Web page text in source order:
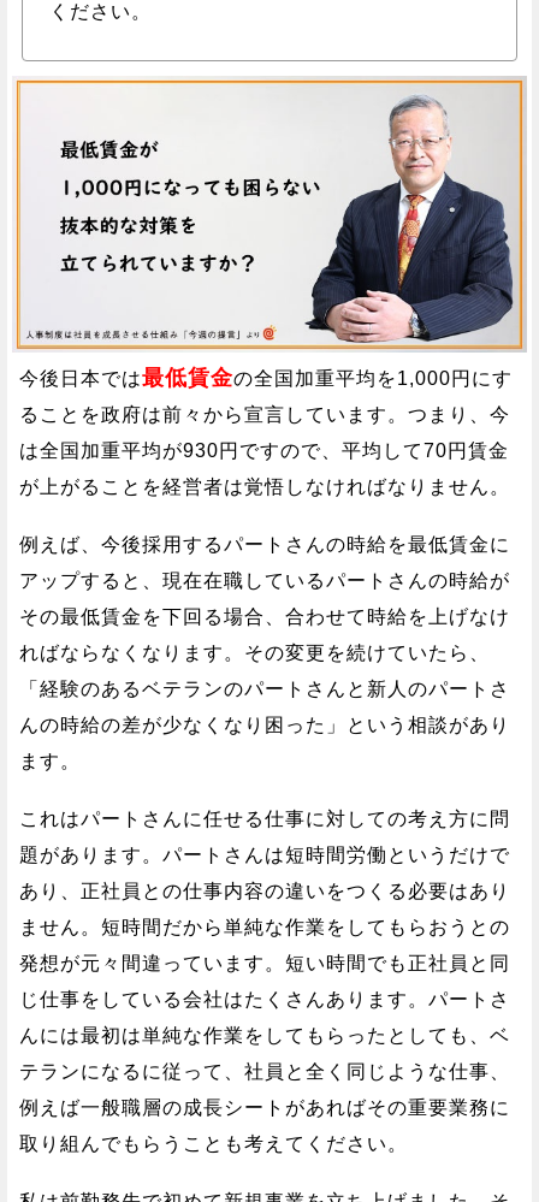
ください。
今後日本では最低賃金の全国加重平均を1,000円にす
ることを政府は前々から宣言しています。つまり、今
は全国加重平均が930円ですので、平均して70円賃金
が上がることを経営者は覚悟しなければなりません。
例えば、今後採用するパートさんの時給を最低賃金に
アップすると、現在在職しているパートさんの時給が
その最低賃金を下回る場合、合わせて時給を上げなけ
ればならなくなります。その変更を続けていたら、
「経験のあるベテランのパートさんと新人のパートさ
んの時給の差が少なくなり困った」という相談があり
ます。
これはパートさんに任せる仕事に対しての考え方に問
題があります。パートさんは短時間労働というだけで
あり、正社員との仕事内容の違いをつくる必要はあり
ません。短時間だから単純な作業をしてもらおうとの
発想が元々間違っています。短い時間でも正社員と同
じ仕事をしている会社はたくさんあります。パートさ
んには最初は単純な作業をしてもらったとしても、ベ
テランになるに従って、社員と全く同じような仕事、
例えば一般職層の成長シートがあればその重要業務に
取り組んでもらうことも考えてください。